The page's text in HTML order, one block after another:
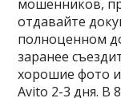
мошенников,
отдавайте
полноценном
заранее
хорошие фото
Avito 2-3 дня. В